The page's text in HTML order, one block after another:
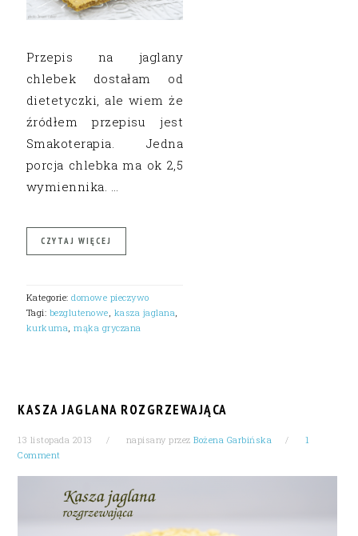
Przepis na jaglany
chlebek dostałam od
dietetyczki, ale wiem że
źródłem przepisu jest
Smakoterapia. Jedna
porcja chlebka ma ok 2,5
wymiennika. …
CZYTAJ WIĘCEJ
Kategorie:domowe pieczywo
Tagi: bezglutenowe, kasza jaglana,
kurkuma,mąka gryczana
KASZA JAGLANA ROZGRZEWAJĄCA
13 listopada 2013 napisany przezBożena Garbińska
1
Comment